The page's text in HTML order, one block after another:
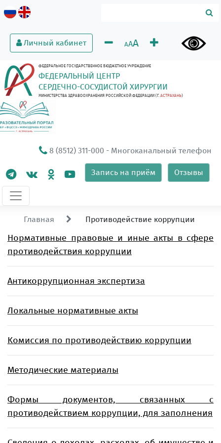
Личный кабинет AAA
ФЕДЕРАЛЬНОЕ ГОСУДАРСТВЕННОЕ БЮДЖЕТНОЕ УЧРЕЖДЕНИЕ
ФЕДЕРАЛЬНЫЙ ЦЕНТР
СЕРДЕЧНО-СОСУДИСТОЙ ХИРУРГИИ
МИНИСТЕРСТВА ЗДРАВООХРАНЕНИЯ РОССИЙСКОЙ ФЕДЕРАЦИИ (Г. АСТРАХАНЬ)
8 (8512) 311-000 - Многоканальный телефон
Запись на приём Отзывы
Главная Противодействие коррупции
Нормативные правовые и иные акты в сфере
противодействия коррупции
Антикоррупционная экспертиза
Локальные нормативные акты
Комиссия по противодействию коррупции
Методические материалы
Формы документов, связанных с
противодействием коррупции, для заполнения